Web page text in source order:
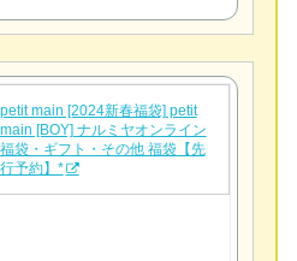
petit main [2024新春福袋] petit
main [BOY] ナルミヤオンライン
福袋・ギフト・その他 福袋【先
行予約】*